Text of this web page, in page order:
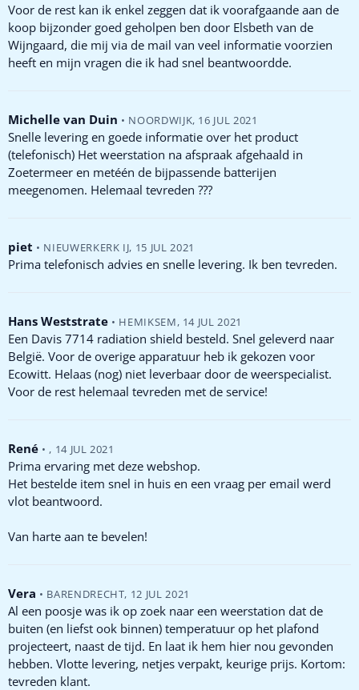
Voor de rest kan ik enkel zeggen dat ik voorafgaande aan de
koop bijzonder goed geholpen ben door Elsbeth van de
Wijngaard, die mij via de mail van veel informatie voorzien
heeft en mijn vragen die ik had snel beantwoordde.
Michelle van Duin • NOORDWIJK, 16 JUL 2021
Snelle levering en goede informatie over het product
(telefonisch) Het weerstation na afspraak afgehaald in
Zoetermeer en metéén de bijpassende batterijen
meegenomen. Helemaal tevreden ???
piet • NIEUWERKERK IJ, 15 JUL 2021
Prima telefonisch advies en snelle levering. Ik ben tevreden.
Hans Weststrate • HEMIKSEM, 14 JUL 2021
Een Davis 7714 radiation shield besteld. Snel geleverd naar
België. Voor de overige apparatuur heb ik gekozen voor
Ecowitt. Helaas (nog) niet leverbaar door de weerspecialist.
Voor de rest helemaal tevreden met de service!
René • , 14 JUL 2021
Prima ervaring met deze webshop.
Het bestelde item snel in huis en een vraag per email werd
vlot beantwoord.
Van harte aan te bevelen!
Vera • BARENDRECHT, 12 JUL 2021
Al een poosje was ik op zoek naar een weerstation dat de
buiten (en liefst ook binnen) temperatuur op het plafond
projecteert, naast de tijd. En laat ik hem hier nou gevonden
hebben. Vlotte levering, netjes verpakt, keurige prijs. Kortom:
tevreden klant.